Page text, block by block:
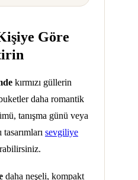
Göre
kırmızı güllerin
daha romantik
tanışma günü veya
sevgiliye
daha neşeli, kompakt